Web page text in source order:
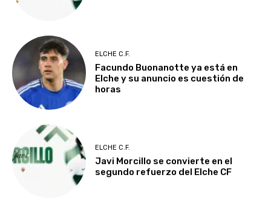
ELCHE C.F.
Facundo Buonanotte ya está en
Elche y su anuncio es cuestión de
horas
ELCHE C.F.
Javi Morcillo se convierte en el
segundo refuerzo del Elche CF